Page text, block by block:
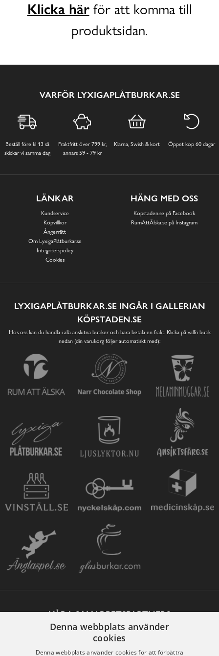
Klicka härför att komma till
produktsidan.
VARFÖR LYXIGAPLÅTBURKAR.SE
Beställ före kl 13 så
skickar vi samma dag
Fraktfritt över 799 kr,
annars 59 - 79 kr
Klarna, Swish & kort Öppet köp 60 dagar
LÄNKAR
Kundservice
Köpvillkor
Ångerrätt
Om LyxigaPlåtburkar.se
Integritetspolicy
Cookies
HÄNG MED OSS
Köpstaden.se på Facebook
RumAttÄlska.se på Instagram
LYXIGAPLÅTBURKAR.SE INGÅR I GALLERIAN
KÖPSTADEN.SE
Hos oss kan du handla i alla anslutna butiker och bara betala en frakt. Klicka på valfri butik
nedan (din varukorg följer automatiskt med):
VÅRA SAMARBETSPARTNERS
Denna webbplats använder
cookies
Denna webbplats använder cookies för att förbättra